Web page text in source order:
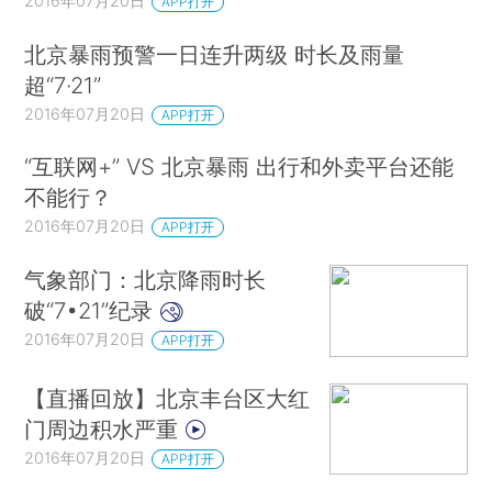
北京暴雨预警一日连升两级 时长及雨量
超“7·21”
2016年07月20日 APP打开
“互联网+” VS 北京暴雨 出行和外卖平台还能
不能行？
2016年07月20日 APP打开
气象部门：北京降雨时长
破“7•21”纪录
2016年07月20日 APP打开
【直播回放】北京丰台区大红
门周边积水严重
2016年07月20日 APP打开